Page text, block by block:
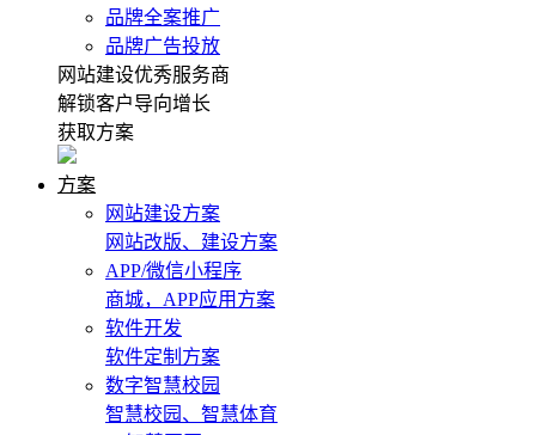
品牌全案推广
品牌广告投放
网站建设优秀服务商
解锁客户导向增长
获取方案
方案
网站建设方案
网站改版、建设方案
APP/微信小程序
商城，APP应用方案
软件开发
软件定制方案
数字智慧校园
智慧校园、智慧体育